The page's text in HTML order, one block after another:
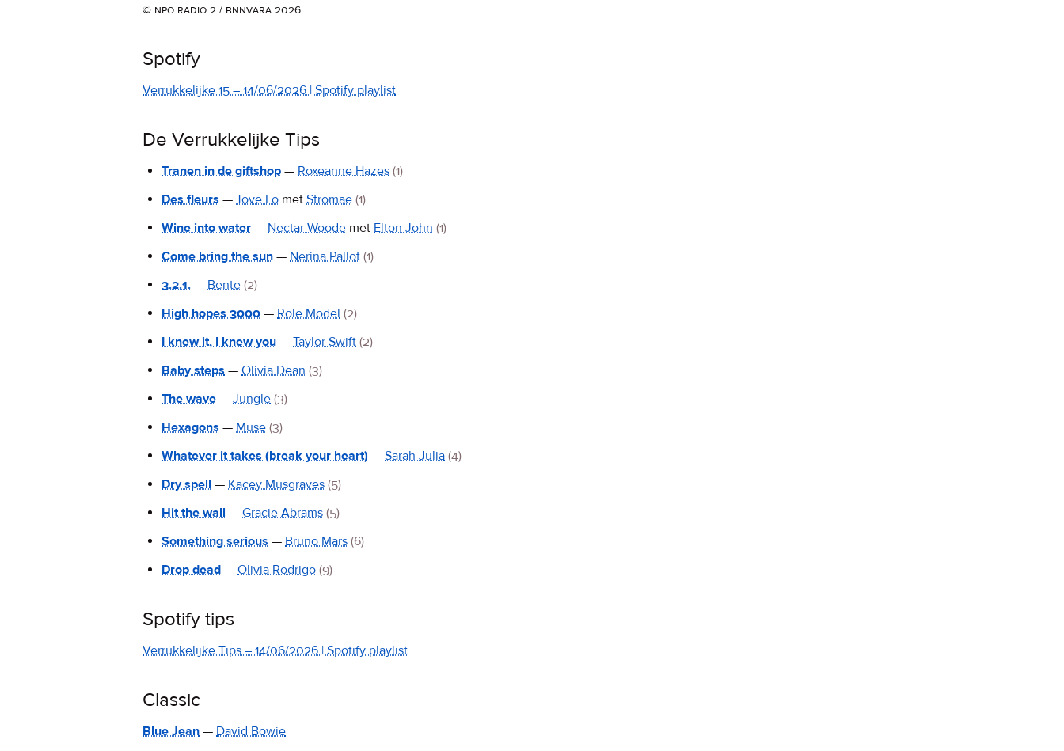
© npo radio 2 / bnnvara 2026
Spotify
Verrukkelijke 15 – 14/06/2026 | Spotify playlist
De Verrukkelijke Tips
Tranen in de giftshop — Roxeanne Hazes (1)
Des fleurs — Tove Lo met Stromae (1)
Wine into water — Nectar Woode met Elton John (1)
Come bring the sun — Nerina Pallot (1)
3.2.1. — Bente (2)
High hopes 3000 — Role Model (2)
I knew it, I knew you — Taylor Swift (2)
Baby steps — Olivia Dean (3)
The wave — Jungle (3)
Hexagons — Muse (3)
Whatever it takes (break your heart) — Sarah Julia (4)
Dry spell — Kacey Musgraves (5)
Hit the wall — Gracie Abrams (5)
Something serious — Bruno Mars (6)
Drop dead — Olivia Rodrigo (9)
Spotify tips
Verrukkelijke Tips – 14/06/2026 | Spotify playlist
Classic
Blue Jean — David Bowie